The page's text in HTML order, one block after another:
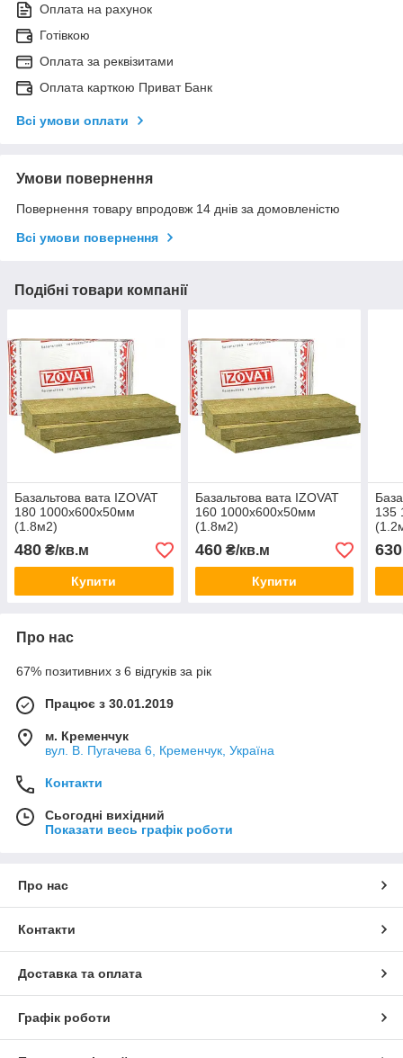
Оплата на рахунок
Готівкою
Оплата за реквізитами
Оплата карткою Приват Банк
Всі умови оплати
Умови повернення
Повернення товару впродовж 14 днів за домовленістю
Всі умови повернення
Подібні товари компанії
Базальтова вата IZOVAT
180 1000х600х50мм
(1.8м2)
480 ₴/кв.м
Купити
Базальтова вата IZOVAT
160 1000х600х50мм
(1.8м2)
460₴/кв.м
Купити
135
630
Про нас
67% позитивних з 6 відгуків за рік
Працює з 30.01.2019
м. Кременчук
вул. В. Пугачева 6, Кременчук, Україна
Контакти
Сьогодні вихідний
Показати весь графік роботи
Про нас
Контакти
Доставка та оплата
Графік роботи